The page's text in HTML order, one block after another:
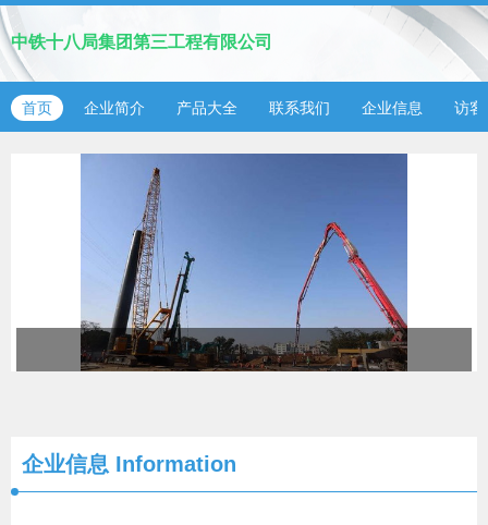
中铁十八局集团第三工程有限公司
首页 企业简介 产品大全 联系我们 企业信息 访客
企业信息 Information